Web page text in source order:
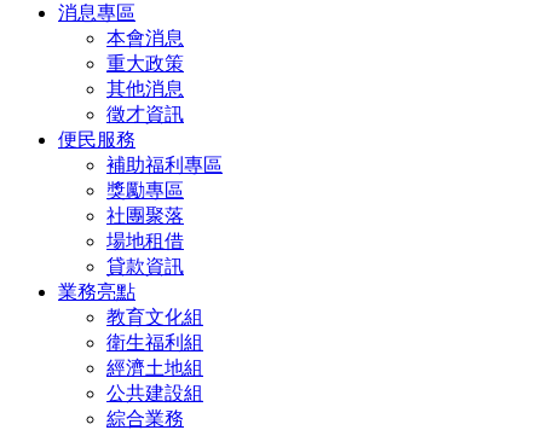
消息專區
本會消息
重大政策
其他消息
徵才資訊
便民服務
補助福利專區
獎勵專區
社團聚落
場地租借
貸款資訊
業務亮點
教育文化組
衛生福利組
經濟土地組
公共建設組
綜合業務